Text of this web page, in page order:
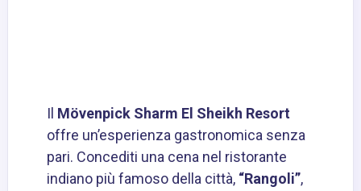
Il Mövenpick Sharm El Sheikh Resort
offre un’esperienza gastronomica senza
pari. Concediti una cena nel ristorante
indiano più famoso della città, “Rangoli”,